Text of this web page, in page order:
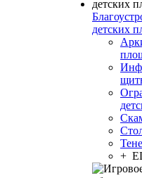
детских
+